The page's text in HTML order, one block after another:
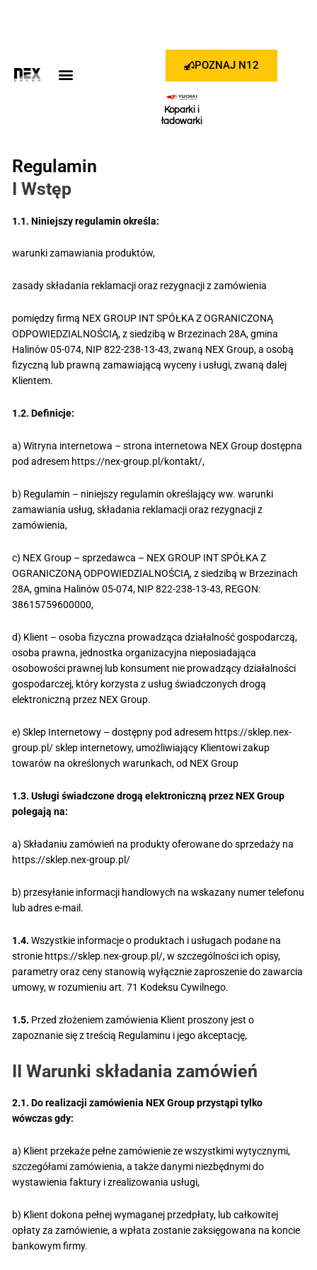
Koparki i
ładowarki
POZNAJ N12
Regulamin
I Wstęp
1.1. Niniejszy regulamin określa:
warunki zamawiania produktów,
zasady składania reklamacji oraz rezygnacji z zamówienia
pomiędzy firmą NEX GROUP INT SPÓŁKA Z OGRANICZONĄ
ODPOWIEDZIALNOŚCIĄ, z siedzibą w Brzezinach 28A, gmina
Halinów 05-074, NIP 822-238-13-43, zwaną NEX Group, a osobą
fizyczną lub prawną zamawiającą wyceny i usługi, zwaną dalej
Klientem.
1.2. Definicje:
a) Witryna internetowa – strona internetowa NEX Group dostępna
pod adresem https://nex-group.pl/kontakt/,
b) Regulamin – niniejszy regulamin określający ww. warunki
zamawiania usług, składania reklamacji oraz rezygnacji z
zamówienia,
c) NEX Group – sprzedawca – NEX GROUP INT SPÓŁKA Z
OGRANICZONĄ ODPOWIEDZIALNOŚCIĄ, z siedzibą w Brzezinach
28A, gmina Halinów 05-074, NIP 822-238-13-43, REGON:
38615759600000,
d) Klient – osoba fizyczna prowadząca działalność gospodarczą,
osoba prawna, jednostka organizacyjna nieposiadająca
osobowości prawnej lub konsument nie prowadzący działalności
gospodarczej, który korzysta z usług świadczonych drogą
elektroniczną przez NEX Group.
e) Sklep Internetowy – dostępny pod adresem https://sklep.nex-
group.pl/ sklep internetowy, umożliwiający Klientowi zakup
towarów na określonych warunkach, od NEX Group
1.3. Usługi świadczone drogą elektroniczną przez NEX Group
polegają na:
a) Składaniu zamówień na produkty oferowane do sprzedaży na
https://sklep.nex-group.pl/
b) przesyłanie informacji handlowych na wskazany numer telefonu
lub adres e-mail.
1.4.Wszystkie informacje o produktach i usługach podane na
stronie https://sklep.nex-group.pl/, w szczególności ich opisy,
parametry oraz ceny stanowią wyłącznie zaproszenie do zawarcia
umowy, w rozumieniu art. 71 Kodeksu Cywilnego.
1.5. Przed złożeniem zamówienia Klient proszony jest o
zapoznanie się z treścią Regulaminu i jego akceptację,
II Warunki składania zamówień
2.1. Do realizacji zamówienia NEX Group przystąpi tylko
wówczas gdy:
a) Klient przekaże pełne zamówienie ze wszystkimi wytycznymi,
szczegółami zamówienia, a także danymi niezbędnymi do
wystawienia faktury i zrealizowania usługi,
b) Klient dokona pełnej wymaganej przedpłaty, lub całkowitej
opłaty za zamówienie, a wpłata zostanie zaksięgowana na koncie
bankowym firmy.